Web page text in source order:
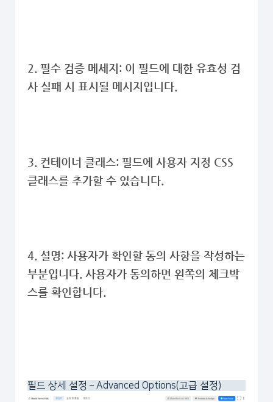
2. 필수 검증 메세지: 이 필드에 대한 유효성 검
사 실패 시 표시될 메시지입니다.
3. 컨테이너 클래스: 필드에 사용자 지정 CSS
클래스를 추가할 수 있습니다.
4. 설명: 사용자가 확인할 동의 사항을 작성하는
부분입니다. 사용자가 동의하면 왼쪽의 체크박
스를 확인합니다.
필드 상세 설정 – Advanced Options(고급 설정)